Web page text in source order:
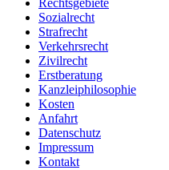
Rechtsgebiete
Sozialrecht
Strafrecht
Verkehrsrecht
Zivilrecht
Erstberatung
Kanzleiphilosophie
Kosten
Anfahrt
Datenschutz
Impressum
Kontakt